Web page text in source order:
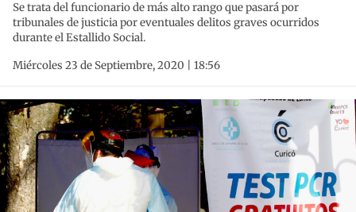
Se trata del funcionario de más alto rango que pasará por
tribunales de justicia por eventuales delitos graves ocurridos
durante el Estallido Social.
Miércoles 23 de Septiembre, 2020 | 18:56